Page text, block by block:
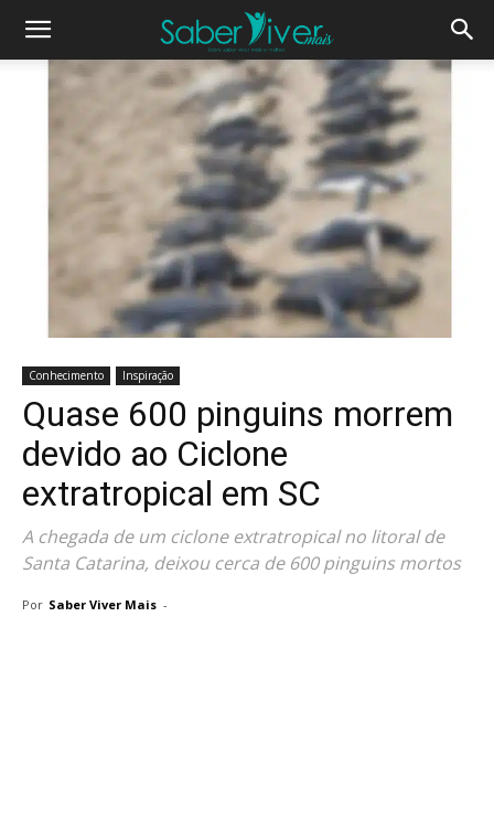
Conhecimento Inspiração
Quase 600 pinguins morrem
devido ao Ciclone
extratropical em SC
A chegada de um ciclone extratropical no litoral de
Santa Catarina, deixou cerca de 600 pinguins mortos
Por Saber Viver Mais -